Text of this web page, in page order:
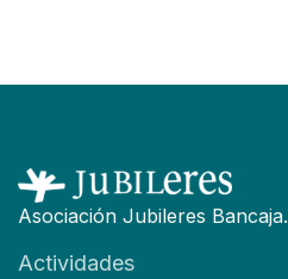
Asociación Jubileres Bancaja.
Actividades